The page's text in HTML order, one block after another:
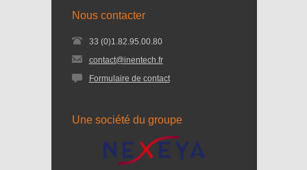
Nous contacter
33 (0)1.82.95.00.80
contact@inentech.fr
Formulaire de contact
Une société du groupe